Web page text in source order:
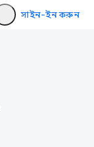
সাইন-ইন করুন